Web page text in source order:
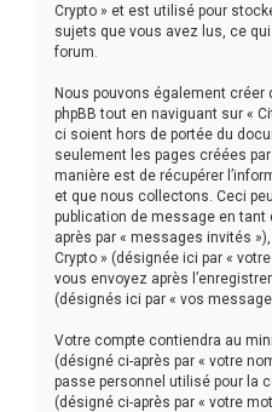
Crypto » et est utilisé pour
sujets que vous avez lus, ce
forum.
Nous pouvons également
phpBB tout en naviguant sur «
ci soient hors de portée du
seulement les pages créées
manière est de récupérer
et que nous collectons. Ceci
publication de message en tant
après par « messages invités
Crypto » (désignée ici par «
vous envoyez après
(désignés ici par « vos
Votre compte contiendra au
(désigné ci-après par « votre
passe personnel utilisé pour la
(désigné ci-après par « votre